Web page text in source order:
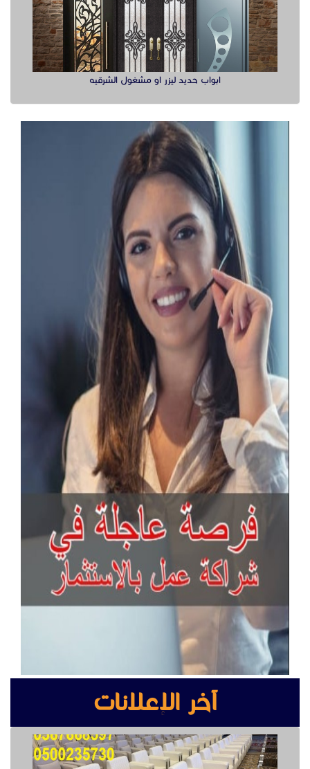
ابواب حديد ليزر او مشغول الشرقيه
آخر الإعلانات